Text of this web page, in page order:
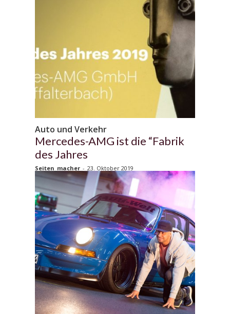
Auto und Verkehr
Mercedes-AMG ist die “Fabrik
des Jahres
Seiten_macher - 23. Oktober 2019